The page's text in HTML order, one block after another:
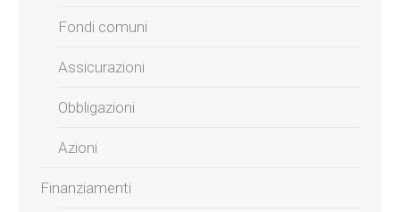
Fondi comuni
Assicurazioni
Obbligazioni
Azioni
Finanziamenti